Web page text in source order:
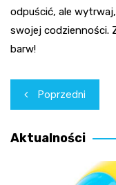
odpuścić, ale
swojej codzienności.
barw!
Nawigacja
wpisu
Poprzedni
Aktualności